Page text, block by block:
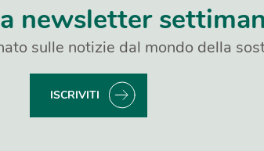
newsletter
sulle notizie dal mondo della
ISCRIVITI